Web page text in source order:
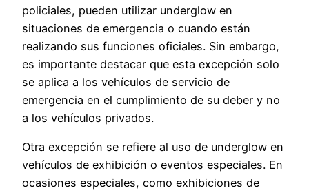
policiales, pueden utilizar underglow en
situaciones de emergencia o cuando están
realizando sus funciones oficiales. Sin embargo,
es importante destacar que esta excepción solo
se aplica a los vehículos de servicio de
emergencia en el cumplimiento de su deber y no
a los vehículos privados.
Otra excepción se refiere al uso de underglow en
vehículos de exhibición o eventos especiales. En
ocasiones especiales, como exhibiciones de